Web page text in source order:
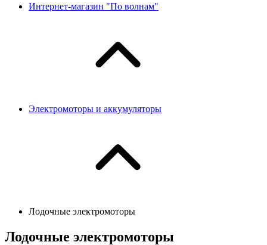
Интернет-магазин "По волнам"
Электромоторы и аккумуляторы
Лодочные электромоторы
Лодочные электромоторы